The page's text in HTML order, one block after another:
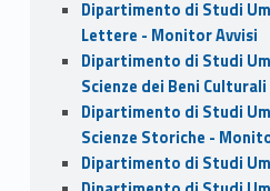
Dipartimento di Studi
Lettere - Monitor Avvisi
Dipartimento di Studi
Scienze dei Beni
Dipartimento di Studi
Scienze Storiche -
Dipartimento di Studi